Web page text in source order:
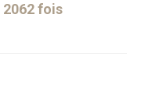
2062 fois